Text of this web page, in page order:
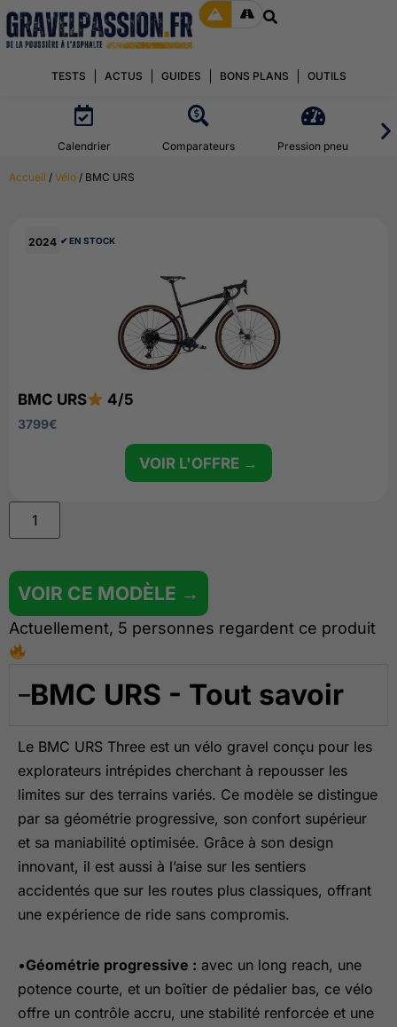
TESTS ACTUS GUIDES BONS PLANS OUTILS
Calendrier Comparateurs Pression pneu
Accueil / Vélo / BMC URS
VOIR CE MODÈLE →
Actuellement, 5 personnes regardent ce produit
BMC URS - Tout savoir
Le BMC URS Three est un vélo gravel conçu pour les
explorateurs intrépides cherchant à repousser les
limites sur des terrains variés. Ce modèle se distingue
par sa géométrie progressive, son confort supérieur
et sa maniabilité optimisée. Grâce à son design
innovant, il est aussi à l’aise sur les sentiers
accidentés que sur les routes plus classiques, offrant
une expérience de ride sans compromis.
•Géométrie progressive : avec un long reach, une
potence courte, et un boîtier de pédalier bas, ce vélo
offre un contrôle accru, une stabilité renforcée et une
2024 ✔︎ EN STOCK
BMC URS 4/5
3799€
VOIR L'OFFRE →